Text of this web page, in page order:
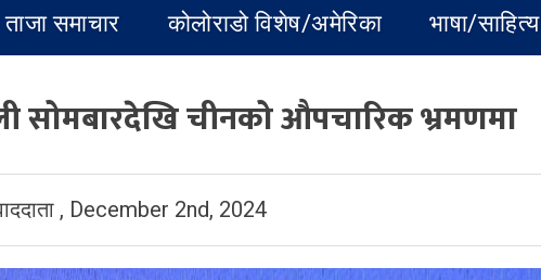
ताजा समाचार कोलोराडो विशेष/अमेरिका भाषा/साहित्य
सोमबारदेखि चीनको औपचारिक भ्रमणमा
, December 2nd, 2024